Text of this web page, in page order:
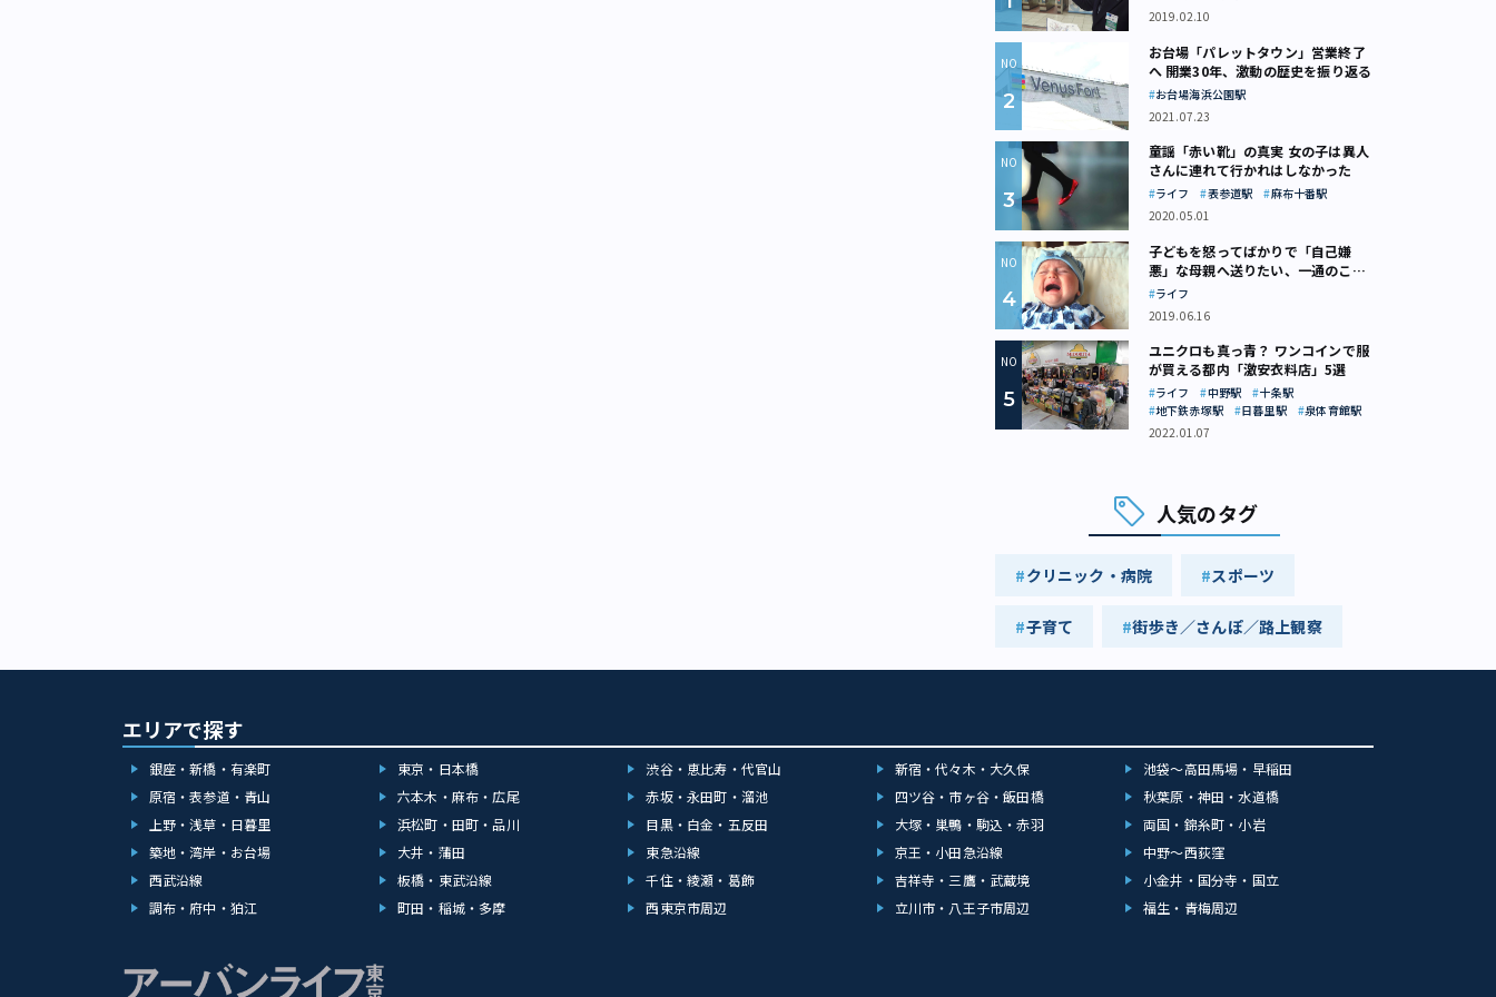
2019.02.10
お台場「パレットタウン」営業終了
へ 開業30年、激動の歴史を振り返る
お台場海浜公園駅
2021.07.23
童謡「赤い靴」の真実 女の子は異人
さんに連れて行かれはしなかった
ライフ 表参道駅
麻布十番駅
2020.05.01
子どもを怒ってばかりで「自己嫌
悪」な母親へ送りたい、一通のここ
ろの処方箋
ライフ
2019.06.16
ユニクロも真っ青？ ワンコインで服
が買える都内「激安衣料店」5選
ライフ 中野駅
十条駅
地下鉄赤塚駅
日暮里駅
泉体育館駅
2022.01.07
人気のタグ
クリニック・病院 スポーツ
子育て 街歩き／さんぽ／路上観察
エリアで探す
銀座・新橋・有楽町 東京・日本橋 渋谷・恵比寿・代官山 新宿・代々木・大久保
池袋～高田馬場・早稲田
原宿・表参道・青山
六本木・麻布・広尾 赤坂・永田町・溜池 四ツ谷・市ヶ谷・飯田橋
秋葉原・神田・水道橋
上野・浅草・日暮里
浜松町・田町・品川 目黒・白金・五反田 大塚・巣鴨・駒込・赤羽
両国・錦糸町・小岩
築地・湾岸・お台場
大井・蒲田 東急沿線 京王・小田急沿線
中野～西荻窪
西武沿線
板橋・東武沿線 千住・綾瀬・葛飾 吉祥寺・三鷹・武蔵境
小金井・国分寺・国立
調布・府中・狛江
町田・稲城・多摩 西東京市周辺 立川市・八王子市周辺 福生・青梅周辺